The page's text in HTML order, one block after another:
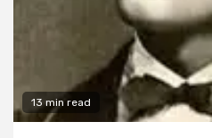
13 min read